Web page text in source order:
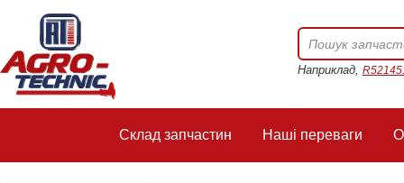
Наприклад,
Склад запчастин Наші переваги